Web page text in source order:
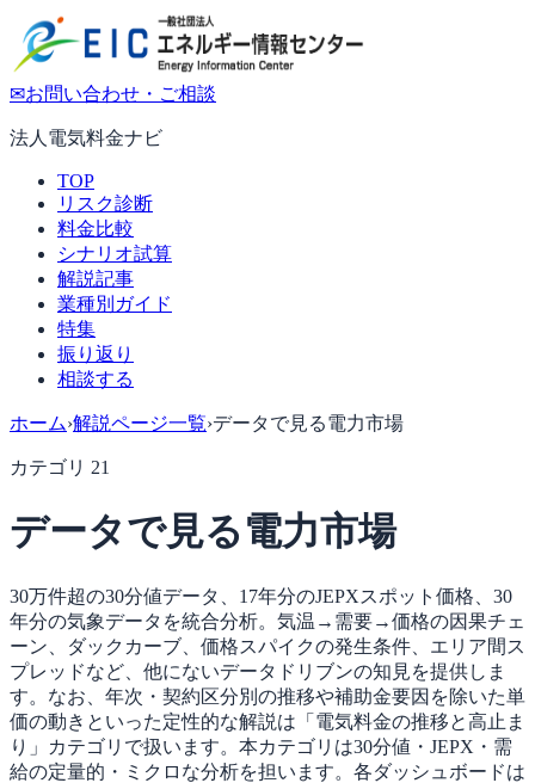
✉お問い合わせ・ご相談
法人電気料金ナビ
TOP
リスク診断
料金比較
シナリオ試算
解説記事
業種別ガイド
特集
振り返り
相談する
ホーム›解説ページ一覧›データで見る電力市場
カテゴリ 21
データで見る電力市場
30万件超の30分値データ、17年分のJEPXスポット価格、30
年分の気象データを統合分析。気温→需要→価格の因果チェ
ーン、ダックカーブ、価格スパイクの発生条件、エリア間ス
プレッドなど、他にないデータドリブンの知見を提供しま
す。なお、年次・契約区分別の推移や補助金要因を除いた単
価の動きといった定性的な解説は「電気料金の推移と高止ま
り」カテゴリで扱います。本カテゴリは30分値・JEPX・需
給の定量的・ミクロな分析を担います。各ダッシュボードは